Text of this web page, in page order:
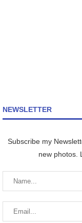
NEWSLETTER
Subscribe my
new photos.